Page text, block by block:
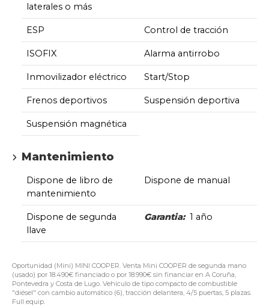
laterales o más
ESP Control de tracción
ISOFIX Alarma antirrobo
Inmovilizador eléctrico Start/Stop
Frenos deportivos Suspensión deportiva
Suspensión magnética
Mantenimiento
Dispone de libro de
mantenimiento
Dispone de manual
Dispone de segunda
llave
Garantia: 1 año
Oportunidad (Mini) MINI COOPER. Venta Mini COOPER de segunda mano
(usado) por 18.490€ financiado o por 18.990€ sin financiar en A Coruña,
Pontevedra y Costa de Lugo. Vehículo de tipo compacto de combustible
"diésel" con cambio automático (6), tracción delantera, 4/5 puertas, 5 plazas.
Full equip.